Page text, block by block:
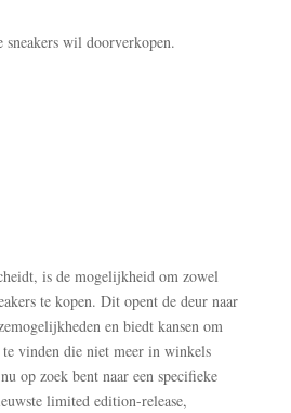
sneakers wil doorverkopen.
is de mogelijkheid om zowel
te kopen. Dit opent de deur naar
en biedt kansen om
vinden die niet meer in winkels
op zoek bent naar een specifieke
limited edition-release,